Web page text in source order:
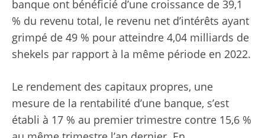
banque ont bénéficié d’une croissance de 39,1
% du revenu total, le revenu net d’intérêts ayant
grimpé de 49 % pour atteindre 4,04 milliards de
shekels par rapport à la même période en 2022.
Le rendement des capitaux propres, une
mesure de la rentabilité d’une banque, s’est
établi à 17 % au premier trimestre contre 15,6 %